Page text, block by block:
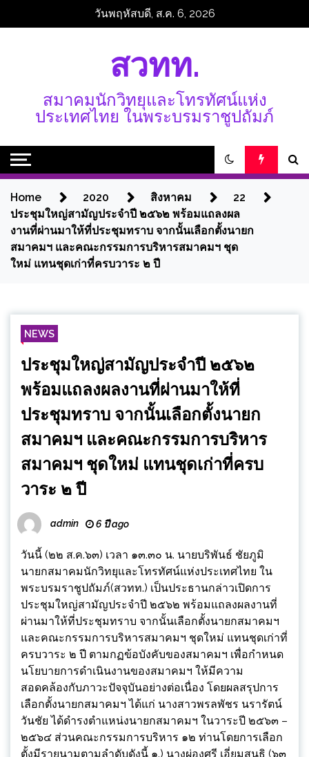
วันพฤหัสบดี, ส.ค. 6, 2026
สวทท.
สมาคมนักวิทยุและโทรทัศน์แห่ง
ประเทศไทย ในพระบรมราชูปถัมภ์
Home 2020 สิงหาคม
22
ประชุมใหญ่สามัญประจำปี ๒๕๖๒ พร้อมแถลงผล
งานที่ผ่านมาให้ที่ประชุมทราบ จากนั้นเลือกตั้งนายก
สมาคมฯ และคณะกรรมการบริหารสมาคมฯ ชุด
ใหม่ แทนชุดเก่าที่ครบวาระ ๒ ปี
NEWS
ประชุมใหญ่สามัญประจำปี ๒๕๖๒
พร้อมแถลงผลงานที่ผ่านมาให้ที่
ประชุมทราบ จากนั้นเลือกตั้งนายก
สมาคมฯ และคณะกรรมการบริหาร
สมาคมฯ ชุดใหม่ แทนชุดเก่าที่ครบ
วาระ ๒ ปี
admin 6 ปี ago
วันนี้ (๒๒ ส.ค.๖๓) เวลา ๑๓.๓๐ น. นายบริพันธ์ ชัยภูมิ
นายกสมาคมนักวิทยุและโทรทัศน์แห่งประเทศไทย ใน
พระบรมราชูปถัมภ์(สวทท.) เป็นประธานกล่าวเปิดการ
ประชุมใหญ่สามัญประจำปี ๒๕๖๒ พร้อมแถลงผลงานที่
ผ่านมาให้ที่ประชุมทราบ จากนั้นเลือกตั้งนายกสมาคมฯ
และคณะกรรมการบริหารสมาคมฯ ชุดใหม่ แทนชุดเก่าที่
ครบวาระ ๒ ปี ตามกฏข้อบังคับของสมาคมฯ เพื่อกำหนด
นโยบายการดำเนินงานของสมาคมฯ ให้มีความ
สอดคล้องกับภาวะปัจจุบันอย่างต่อเนื่อง โดยผลสรุปการ
เลือกตั้งนายกสมาคมฯ ได้แก่ นางสาวพรลพัชร นรารัตน์
วันชัย ได้ดำรงตำแหน่งนายกสมาคมฯ ในวาระปี ๒๕๖๓ –
๒๕๖๔ ส่วนคณะกรรมการบริหาร ๑๒ ท่านโดยการเลือก
ตั้งมีรายนามตามลำดับดังนี้ ๑.) นางผ่องศรี เอี่ยมสนธิ (๖๓